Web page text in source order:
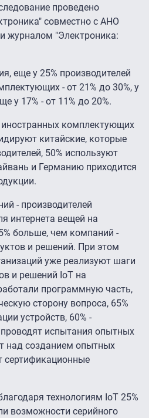
проведено
совместно с АНО
журналом "Электроника:
еще у 25% производителей
- от 21% до 30%, у
у 17% - от 11% до 20%.
комплектующих
китайские, которые
50% используют
и Германию приходится
- производителей
интернета вещей на
больше, чем компаний -
и решений. При этом
уже реализуют шаги
и решений IoT на
программную часть,
сторону вопроса, 65%
устройств, 60% -
испытания опытных
над созданием опытных
сертификационные
технологиям IoT 25%
возможности серийного